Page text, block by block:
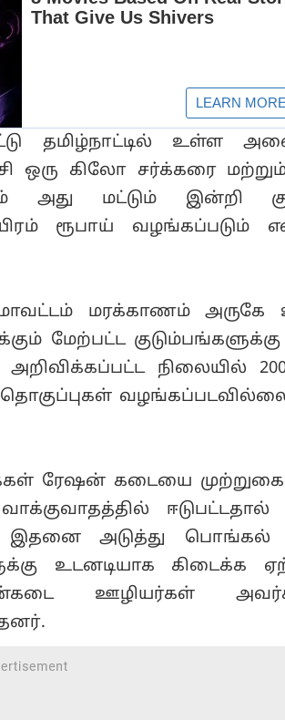
தமிழ்நாட்டில் உள்ள
ஒரு கிலோ சர்க்கரை
அது மட்டும் இன்றி
ரூபாய் வழங்கப்படும்
மாவட்டம் மரக்காணம்
மேற்பட்ட குடும்பங்களுக்கு
நிலையில்
தொகுப்புகள்
ரேஷன் கடையை
இதனை அடுத்து பொங்கல்
உடனடியாக கிடைக்க
ஊழியர்கள்